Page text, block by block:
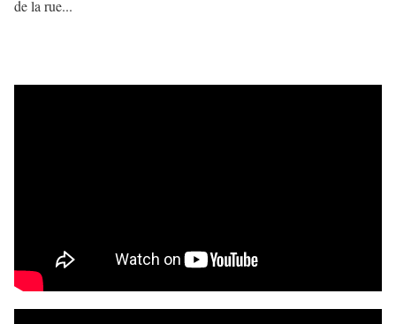
de la rue...